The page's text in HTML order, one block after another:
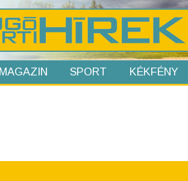
MAGAZIN SPORT KÉKFÉNY